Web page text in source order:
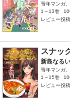
青年マンガ
1～13巻
レビュー投
スナッ
新島なるい
青年マンガ
1～15巻
レビュー投